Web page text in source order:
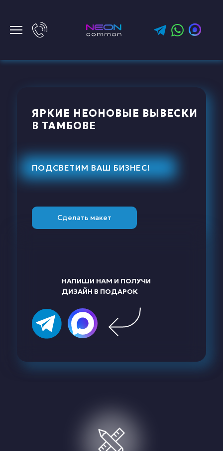
ЯРКИЕ НЕОНОВЫЕ ВЫВЕСКИ
В ТАМБОВЕ
ПОДСВЕТИМ ВАШ БИЗНЕС!
НАПИШИ НАМ И ПОЛУЧИ
ДИЗАЙН В ПОДАРОК
Сделать макет